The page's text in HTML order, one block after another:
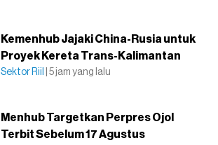
Kemenhub Jajaki China-Rusia untuk
Proyek Kereta Trans-Kalimantan
Sektor Riil | 5 jam yang lalu
Menhub Targetkan Perpres Ojol
Terbit Sebelum 17 Agustus